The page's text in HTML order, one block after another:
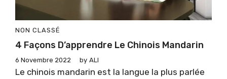
NON CLASSÉ
4 Façons D’apprendre Le Chinois Mandarin
6 Novembre 2022 by ALI
Le chinois mandarin est la langue la plus parlée